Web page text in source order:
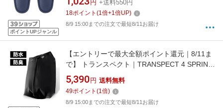
ポイントUPジャンル
円 +送料550円
18ポイント (1倍+1倍UP)
8/9 15:00までの注文で最短8/11お届け
【エントリーで最大全額ポイント還元｜8/11ま
で】 トランスペクト｜TRANSPECT 4 SPRING
圧縮トラベルバッグ チャコールグレー 4
SPRING チャコールグレー 4SPRING-TB
5,390 円 送料無料
49ポイント (1倍)
8/9 15:00までの注文で最短8/11お届け